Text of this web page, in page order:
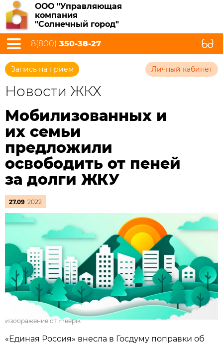
ООО "Управляющая
компания
"Солнечный город"
8(800) 350-38-27
Запись на прием Личный кабинет
Новости ЖКХ
Мобилизованных и
их семьи
предложили
освободить от пеней
за долги ЖКУ
27.09 2022
Изображение от Freepik
«Единая Россия» внесла в Госдуму поправки об